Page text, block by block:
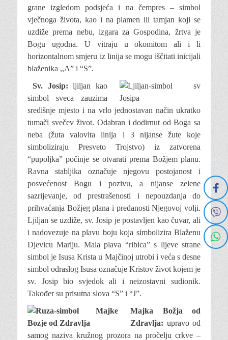
grane izgledom podsjeća i na čempres – simbol
vječnoga života, kao i na plamen ili tamjan koji se
uzdiže prema nebu, izgara za Gospodina, žrtva je
Bogu ugodna. U vitraju u okomitom ali i li
horizontalnom smjeru iz linija se mogu iščitati inicijali
blaženika ,,A” i “S”.
Sv. Josip:ljiljan kao
simbol sveca zauzima
središnje mjesto i na vrlo jednostavan način ukratko
tumači svečevživot. Odabran i dodirnut od Boga sa
neba (žuta valovita linija i 3 nijanse žute koje
simboliziraju Presveto Trojstvo) iz zatvorena
“pupoljka” počinje se otvarati prema Božjem planu.
Ravna stabljika označuje njegovu postojanost i
posvećenost Bogu i pozivu, a nijanse zelene
sazrijevanje, od prestrašenosti i nepouzdanja do
prihvaćanja Božjeg plana i predanosti Njegovoj volji.
Ljiljan se uzdiže, sv. Josip je postavljen kao čuvar, ali
i nadovezuje na plavu boju koja simbolizira Blaženu
Djevicu Mariju. Mala plava “ribica” s lijeve strane
simbol je Isusa Krista u Majčinoj utrobi i veća s desne
simbol odraslog Isusa označuje Kristov život kojem je
sv. Josip bio svjedok ali i neizostavni sudionik.
Također su prisutna slova “S” i “J”.
Majka Božja od
Zdravlja: upravo od
samog naziva kružnog prozora na pročelju crkve –